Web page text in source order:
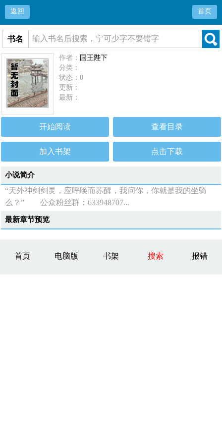
返回 首页
书名
作者： 国王陛下
分类：
状态：0
更新：
最新：
开始阅读 查看目录
加入书架 点击下载
小说简介
“天外神剑剑灵，应呼唤而苏醒，我问你，你就是我的坐骑
么？” 公众粉丝群：633948707...
最新章节预览
首页 电脑版 书架 搜索 报错